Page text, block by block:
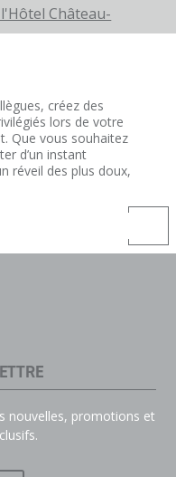
créez des
lors de votre
Que vous souhaitez
d’un instant
réveil des plus doux,
nouvelles, promotions et